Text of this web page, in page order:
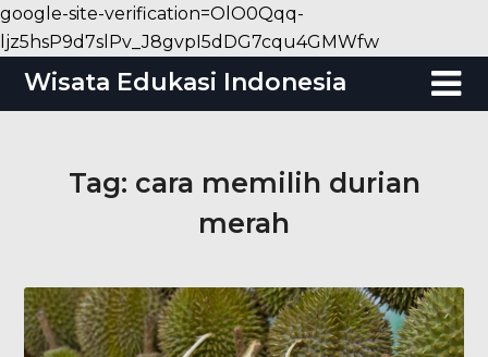
google-site-verification=OlO0Qqq-
ljz5hsP9d7slPv_J8gvpI5dDG7cqu4GMWfwSkip
content
Wisata Edukasi Indonesia
Tag: cara memilih durian
merah